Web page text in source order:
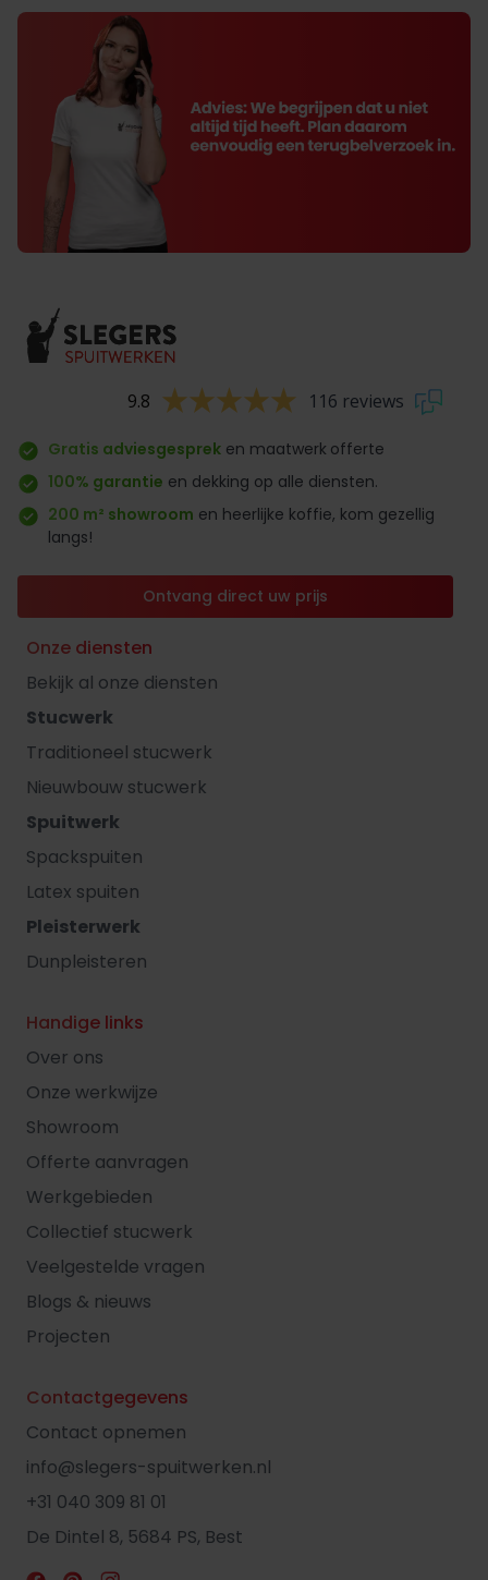
9.8 116 reviews
Gratis adviesgesprek en maatwerk offerte
100% garantie en dekking op alle diensten.
200 m² showroom en heerlijke koffie, kom gezellig
langs!
Ontvang direct uw prijs
Onze diensten
Bekijk al onze diensten
Stucwerk
Traditioneel stucwerk
Nieuwbouw stucwerk
Spuitwerk
Spackspuiten
Latex spuiten
Pleisterwerk
Dunpleisteren
Handige links
Over ons
Onze werkwijze
Showroom
Offerte aanvragen
Werkgebieden
Collectief stucwerk
Veelgestelde vragen
Blogs & nieuws
Projecten
Contactgegevens
Contact opnemen
info@slegers-spuitwerken.nl
+31 040 309 81 01
De Dintel 8, 5684 PS, Best